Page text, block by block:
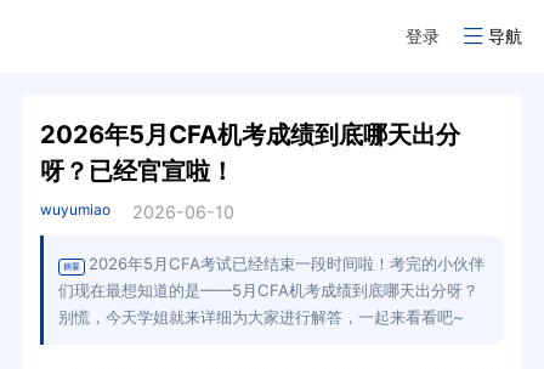
登录 导航
2026年5月CFA机考成绩到底哪天出分
呀？已经官宣啦！
wuyumiao 2026-06-10
摘要
2026年5月CFA考试已经结束一段时间啦！考完的小伙伴
们现在最想知道的是——5月CFA机考成绩到底哪天出分呀？
别慌，今天学姐就来详细为大家进行解答，一起来看看吧~